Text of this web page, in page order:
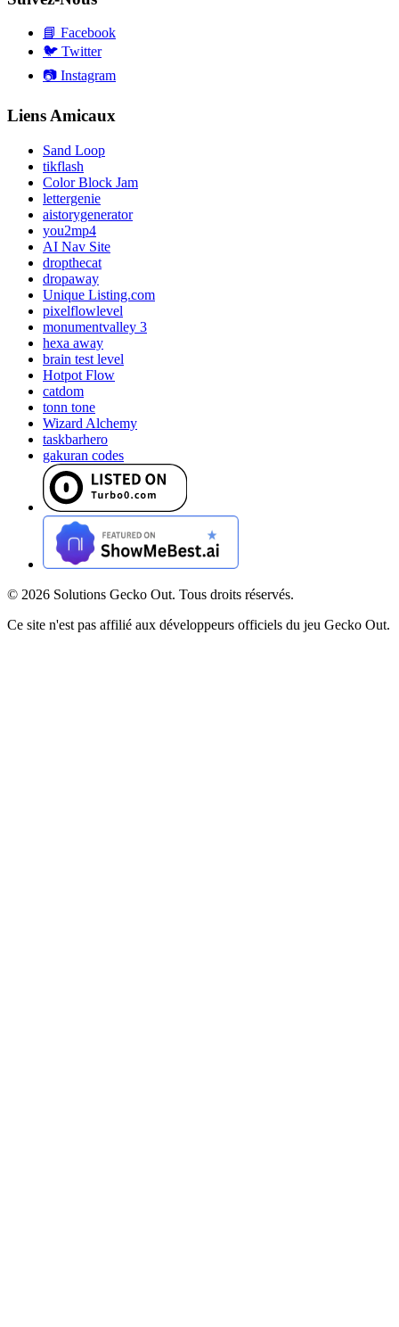
📘 Facebook
🐦 Twitter
📷 Instagram
Liens Amicaux
Sand Loop
tikflash
Color Block Jam
lettergenie
aistorygenerator
you2mp4
AI Nav Site
dropthecat
dropaway
Unique Listing.com
pixelflowlevel
monumentvalley 3
hexa away
brain test level
Hotpot Flow
catdom
tonn tone
Wizard Alchemy
taskbarhero
gakuran codes
© 2026 Solutions Gecko Out. Tous droits réservés.
Ce site n'est pas affilié aux développeurs officiels du jeu Gecko Out.